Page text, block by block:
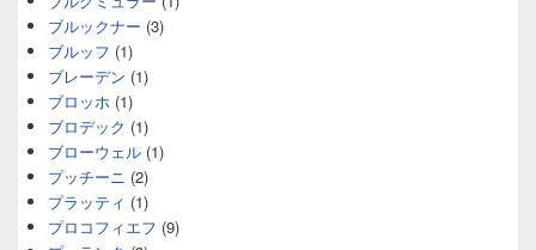
ブルックナー (3)
ブルッフ (1)
ブレーデン (1)
ブロッホ (1)
ブロデック (1)
ブローウェル (1)
プッチーニ (2)
プラッティ (1)
プロコフィエフ (9)